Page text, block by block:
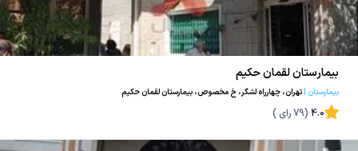
بیمارستان لقمان حکیم
بیمارستان |تهران، چهارراه لشگر، خ مخصوص، بیمارستان لقمان حکیم
4.0
(
79رای )